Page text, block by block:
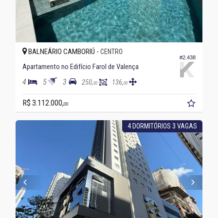
#2.438
BALNEÁRIO CAMBORIÚ - CENTRO
Apartamento no Edifício Farol de Valença
4 5 3 250,00 136,00
R$ 3.112.000,00
4 DORMITÓRIOS 3 VAGAS